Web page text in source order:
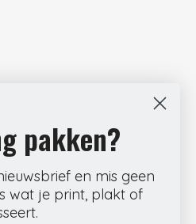
pakken?
en mis geen
wat je print, plakt of